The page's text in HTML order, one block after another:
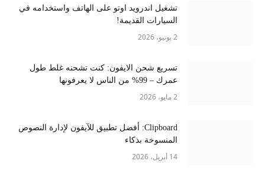
تشغيل اندرويد اوتو على الهاتف واستخدامه في
السيارات القديمة!
2 يونيو، 2026
تسريع شحن الايفون: كنت تشحنه غلط طول
عمرك – 99% من الناس لا يعرفونها
2 مايو، 2026
Clipboard: أفضل تطبيق للآيفون لإدارة النصوص
المنسوخة بذكاء
14 أبريل، 2026